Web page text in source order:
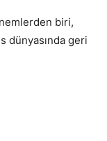
biri,
dünyasında geri